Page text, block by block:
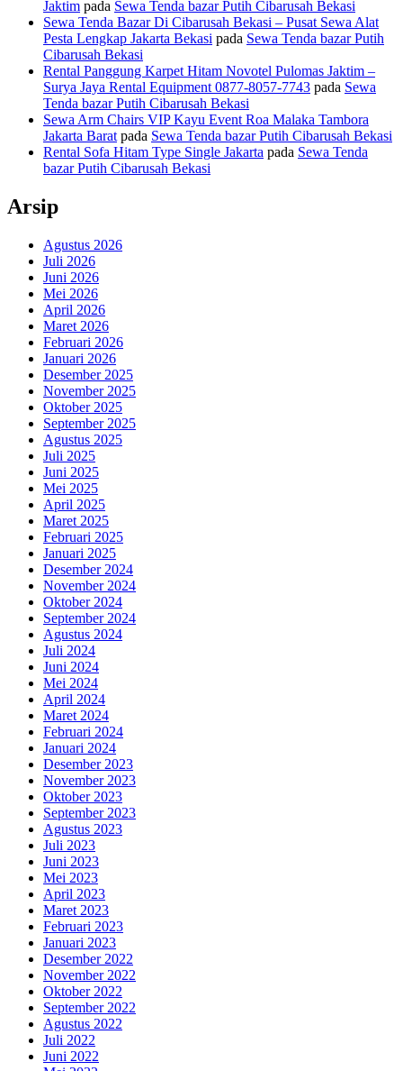
Jaktim pada Sewa Tenda bazar Putih Cibarusah Bekasi
Sewa Tenda Bazar Di Cibarusah Bekasi – Pusat Sewa Alat
Pesta Lengkap Jakarta Bekasi pada Sewa Tenda bazar Putih
Cibarusah Bekasi
Rental Panggung Karpet Hitam Novotel Pulomas Jaktim –
Surya Jaya Rental Equipment 0877-8057-7743 pada Sewa
Tenda bazar Putih Cibarusah Bekasi
Sewa Arm Chairs VIP Kayu Event Roa Malaka Tambora
Jakarta Barat pada Sewa Tenda bazar Putih Cibarusah Bekasi
Rental Sofa Hitam Type Single Jakarta pada Sewa Tenda
bazar Putih Cibarusah Bekasi
Arsip
Agustus 2026
Juli 2026
Juni 2026
Mei 2026
April 2026
Maret 2026
Februari 2026
Januari 2026
Desember 2025
November 2025
Oktober 2025
September 2025
Agustus 2025
Juli 2025
Juni 2025
Mei 2025
April 2025
Maret 2025
Februari 2025
Januari 2025
Desember 2024
November 2024
Oktober 2024
September 2024
Agustus 2024
Juli 2024
Juni 2024
Mei 2024
April 2024
Maret 2024
Februari 2024
Januari 2024
Desember 2023
November 2023
Oktober 2023
September 2023
Agustus 2023
Juli 2023
Juni 2023
Mei 2023
April 2023
Maret 2023
Februari 2023
Januari 2023
Desember 2022
November 2022
Oktober 2022
September 2022
Agustus 2022
Juli 2022
Juni 2022